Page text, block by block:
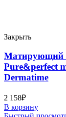
Закрыть
Матирующий
Pure&perfect
Dermatime
2 158₽
В корзину